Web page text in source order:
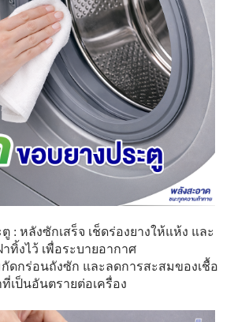
: หลังซักเสร็จ เช็ดร่องยางให้แห้ง และ
าทิ้งไว้ เพื่อระบายอากาศ​
ดกร่อนถังซัก และลดการสะสมของเชื้อ
ที่เป็นอันตรายต่อเครื่อง​